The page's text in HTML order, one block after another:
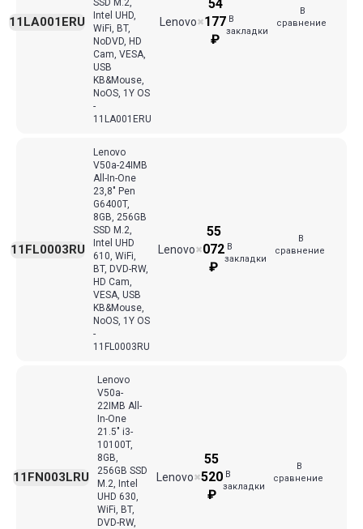
SSD M.2,
Intel UHD,
WiFi, BT,
NoDVD, HD
Cam, VESA,
USB
KB&Mouse,
NoOS, 1Y OS
-
11LA001ERU
Lenovo
11LA001ERU ✖
54
177
₽
В
закладки
В
сравнение
Lenovo
V50a-24IMB
All-In-One
23,8" Pen
G6400T,
8GB, 256GB
SSD M.2,
Intel UHD
610, WiFi,
BT, DVD-RW,
HD Cam,
VESA, USB
KB&Mouse,
NoOS, 1Y OS
-
11FL0003RU
Lenovo
11FL0003RU ✖
55
072
₽
В
закладки
В
сравнение
Lenovo
V50a-
22IMB All-
In-One
21.5" i3-
10100T,
8GB,
256GB SSD
M.2, Intel
UHD 630,
WiFi, BT,
DVD-RW,
Lenovo
11FN003LRU ✖
55
520
₽
В
закладки
В
сравнение